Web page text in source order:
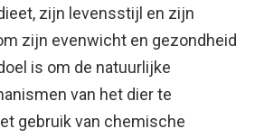
zijn levensstijl en zijn
zijn evenwicht en gezondheid
is om de natuurlijke
van het dier te
gebruik van chemische